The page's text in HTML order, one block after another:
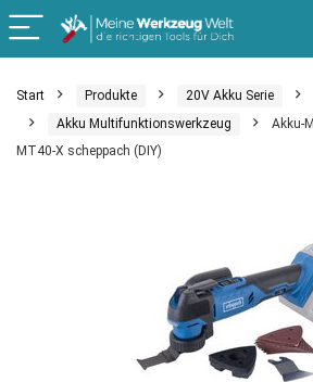
Start Produkte 20V Akku Serie
Akku Multifunktionswerkzeug
Akku-
MT40-X scheppach (DIY)